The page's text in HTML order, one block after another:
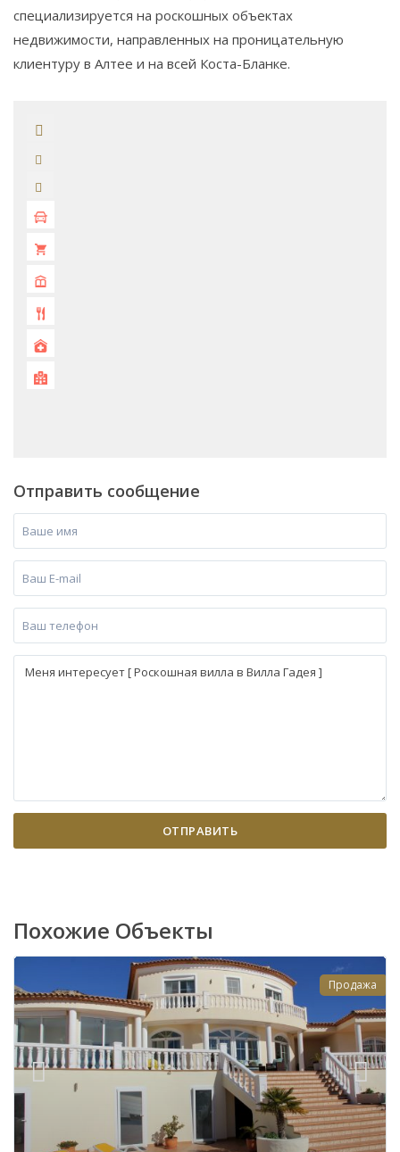
специализируется на роскошных объектах
недвижимости, направленных на проницательную
клиентуру в Алтее и на всей Коста-Бланке.
Отправить сообщение
Похожие Объекты
Продажа